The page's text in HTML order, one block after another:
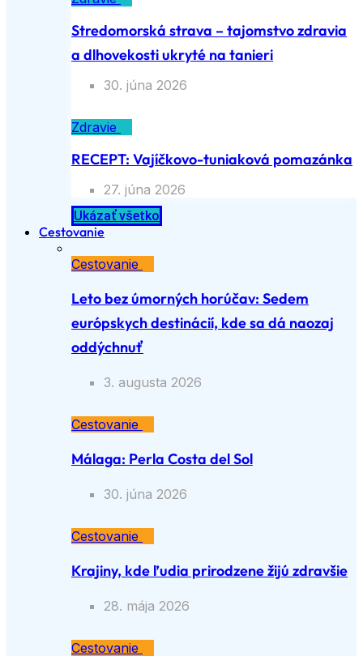
Stredomorská strava – tajomstvo zdravia
a dlhovekosti ukryté na tanieri
30. júna 2026
Zdravie
RECEPT: Vajíčkovo-tuniaková pomazánka
27. júna 2026
Ukázať všetko
Cestovanie
Cestovanie
Leto bez úmorných horúčav: Sedem
európskych destinácií, kde sa dá naozaj
oddýchnuť
3. augusta 2026
Cestovanie
Málaga: Perla Costa del Sol
30. júna 2026
Cestovanie
Krajiny, kde ľudia prirodzene žijú zdravšie
28. mája 2026
Cestovanie